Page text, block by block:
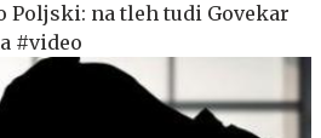
Poljski: na tleh tudi Govekar
#video